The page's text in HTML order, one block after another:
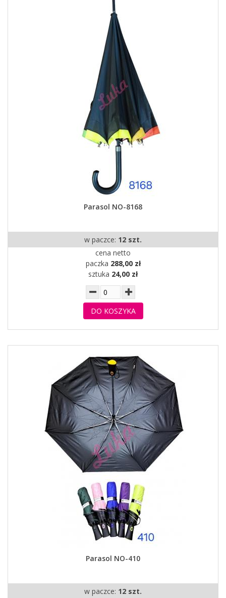
Parasol NO-8168
w paczce: 12 szt.
cena netto
paczka 288,00 zł
sztuka 24,00 zł
DO KOSZYKA
Parasol NO-410
w paczce: 12 szt.